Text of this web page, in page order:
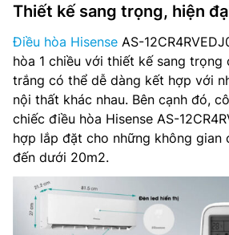
Kháng khuẩn khử mùi : Bộ lọc Ion bạc,
lọc khử mùi, Bộ lọc HEPA
Chế độ làm lạnh nhanh : Fast Cooling
Tiện ích : Tự làm sạch, Chức năng I
Sleep Mode, Công nghệ Fuzzy Logic
Kích thước dàn lạnh: 81.5 x 27 x 21.2
Trọng lượng dàn lạnh: 8.5 kg
Kích thước dàn nóng: 71.5 x 48.2 x 24
Thiết kế sang trọng, hiện
Điều hòa Hisense AS-
hòa 1 chiều với thiết kế sang trọng
trắng có thể dễ dàng kết hợp với
nội thất khác nhau. Bên cạnh đó,
chiếc điều hòa Hisense AS-
hợp lắp đặt cho những không gian
đến dưới 20m2.